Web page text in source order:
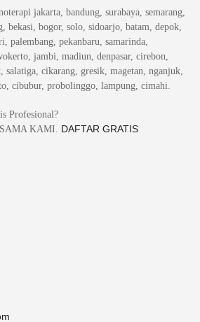
jakarta, bandung, surabaya, semarang,
bekasi, bogor, solo, sidoarjo, batam, depok,
palembang, pekanbaru, samarinda,
jambi, madiun, denpasar, cirebon,
salatiga, cikarang, gresik, magetan, nganjuk,
cibubur, probolinggo, lampung, cimahi.
Profesional?
KAMI. DAFTAR GRATIS